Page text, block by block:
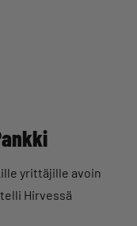
yrittäjille avoin
Hirvessä